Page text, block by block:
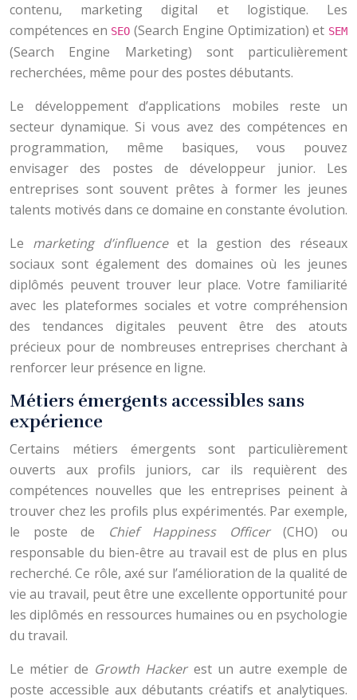
contenu, marketing digital et logistique. Les
compétences en SEO (Search Engine Optimization) et SEM
(Search Engine Marketing) sont particulièrement
recherchées, même pour des postes débutants.
Le développement d’applications mobiles reste un
secteur dynamique. Si vous avez des compétences en
programmation, même basiques, vous pouvez
envisager des postes de développeur junior. Les
entreprises sont souvent prêtes à former les jeunes
talents motivés dans ce domaine en constante évolution.
Le marketing d’influenceet la gestion des réseaux
sociaux sont également des domaines où les jeunes
diplômés peuvent trouver leur place. Votre familiarité
avec les plateformes sociales et votre compréhension
des tendances digitales peuvent être des atouts
précieux pour de nombreuses entreprises cherchant à
renforcer leur présence en ligne.
Métiers émergents accessibles sans
expérience
Certains métiers émergents sont particulièrement
ouverts aux profils juniors, car ils requièrent des
compétences nouvelles que les entreprises peinent à
trouver chez les profils plus expérimentés. Par exemple,
le poste de Chief Happiness Officer(CHO) ou
responsable du bien-être au travail est de plus en plus
recherché. Ce rôle, axé sur l’amélioration de la qualité de
vie au travail, peut être une excellente opportunité pour
les diplômés en ressources humaines ou en psychologie
du travail.
Le métier de Growth Hackerest un autre exemple de
poste accessible aux débutants créatifs et analytiques.